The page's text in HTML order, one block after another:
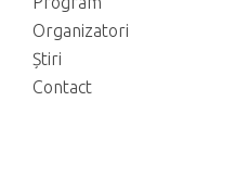
Organizatori
Știri
Contact